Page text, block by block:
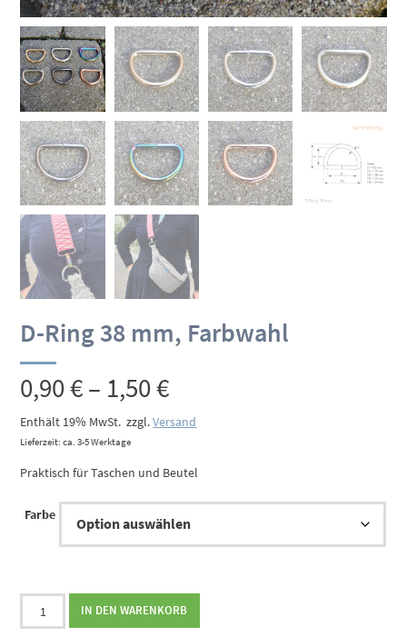
D-Ring 38 mm, Farbwahl
0,90€– 1,50€Preisspanne:
0,90 €
bis
1,50 €
Enthält 19% MwSt. zzgl.Versand
Lieferzeit: ca. 3-5 Werktage
Praktisch für Taschen und Beutel
Farbe
D-
Ring
IN DEN WARENKORB